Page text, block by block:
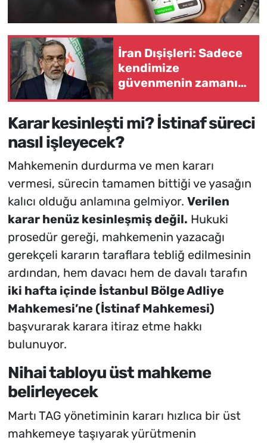
İran Dışişleri: Sadece
kendimize
güvenmenin zamanı
Karar kesinleşti mi? İstinaf süreci
nasıl işleyecek?
Mahkemenin durdurma ve men kararı
vermesi, sürecin tamamen bittiği ve yasağın
kalıcı olduğu anlamına gelmiyor. Verilen
karar henüz kesinleşmiş değil. Hukuki
prosedür gereği, mahkemenin yazacağı
gerekçeli kararın taraflara tebliğ edilmesinin
ardından, hem davacı hem de davalı tarafın
iki hafta içinde İstanbul Bölge Adliye
Mahkemesi’ne (İstinaf Mahkemesi)
başvurarak karara itiraz etme hakkı
bulunuyor.
Nihai tabloyu üst mahkeme
belirleyecek
Martı TAG yönetiminin kararı hızlıca bir üst
mahkemeye taşıyarak yürütmenin